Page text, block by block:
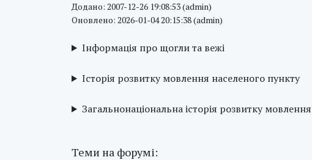
Додано: 2007-12-26 19:08:53 (admin)
Оновлено: 2026-01-04 20:15:38 (admin)
Інформація про щогли та вежі
Історія розвитку мовлення населеного пункту
Загальнонаціональна історія розвитку мовлення
Теми на форумі: